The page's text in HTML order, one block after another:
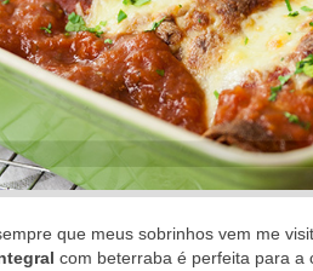
que meus sobrinhos vem me
com beterraba é perfeita para a